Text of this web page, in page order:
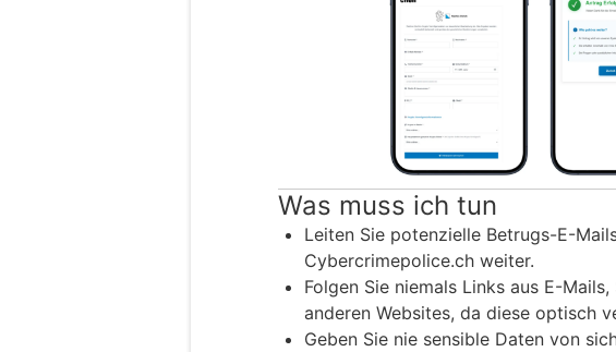
Was muss ich tun
Leiten Sie potenzielle Betrugs-E-
Cybercrimepolice.ch weiter.
Folgen Sie niemals Links aus E-
anderen Websites, da diese optisch
Geben Sie nie sensible Daten von